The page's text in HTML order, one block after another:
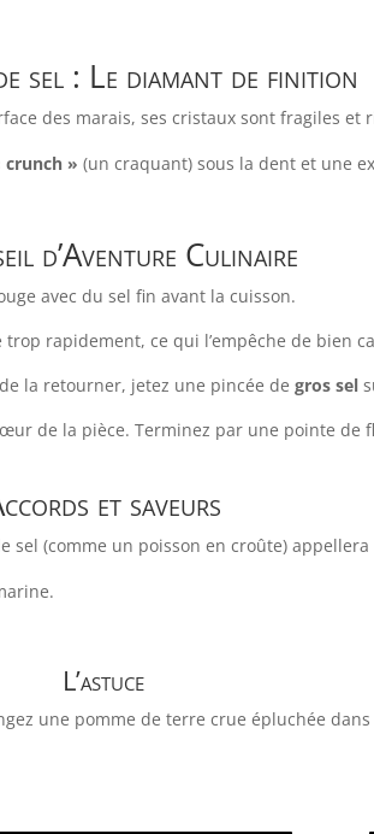
sel : Le diamant de finition
des marais, ses cristaux sont fragiles et
crunch » (un craquant) sous la dent et une
d’Aventure Culinaire
avec du sel fin avant la cuisson.
rapidement, ce qui l’empêche de bien
la retourner, jetez une pincée degros sel
de la pièce. Terminez par une pointe de
et saveurs
sel (comme un poisson en croûte)
L’astuce
une pomme de terre crue épluchée